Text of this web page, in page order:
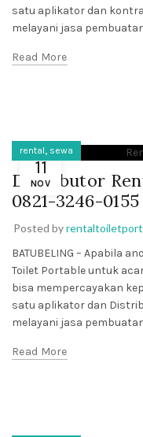
satu aplikator dan
melayani jasa pembuatan
Read More
11
NOV
rental, sewa
Distributor
0821-3246-0155
Posted by
BATUBELING – Apabila
Toilet Portable untuk
bisa mempercayakan
satu aplikator dan
melayani jasa
Read More